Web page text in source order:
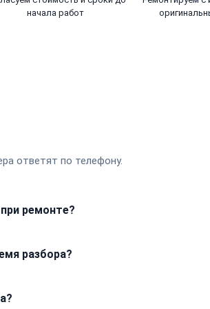
начала работ
ответят по телефону.
ремонте?
памяти, так что всё останется в
разбора?
чека без вашего прямого